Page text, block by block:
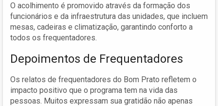
O acolhimento é promovido através da formação dos
funcionários e da infraestrutura das unidades, que incluem
mesas, cadeiras e climatização, garantindo conforto a
todos os frequentadores.
Depoimentos de Frequentadores
Os relatos de frequentadores do Bom Prato refletem o
impacto positivo que o programa tem na vida das
pessoas. Muitos expressam sua gratidão não apenas